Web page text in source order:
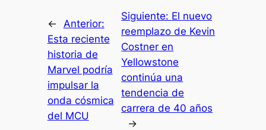
←
Anterior:
Esta reciente
historia de
Marvel podría
impulsar la
onda cósmica
del MCU
Siguiente: El nuevo
reemplazo de Kevin
Costner en
Yellowstone
continúa una
tendencia de
carrera de 40 años
→